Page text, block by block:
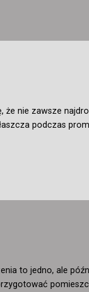
że nie zawsze
podczas
to jedno, ale